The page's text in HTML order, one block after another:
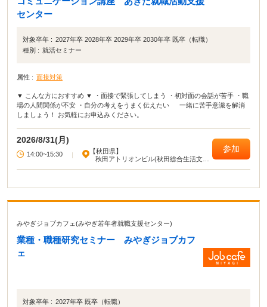
センター
対象卒年 : 2027年卒 2028年卒 2029年卒 2030年卒 既卒（転職）
種別 : 就活セミナー
属性 : 面接対策
▼ こんな方におすすめ ▼ ・面接で緊張してしまう ・初対面の会話が苦手 ・職
場の人間関係が不安 ・自分の考えをうまく伝えたい 一緒に苦手意識を解消
しましょう！ お気軽にお申込みください。
2026/8/31(月)
14:00~15:30
【秋田県】
秋田アトリオンビル(秋田総合生活文化
参加
みやぎジョブカフェ(みやぎ若年者就職支援センター)
業種・職種研究セミナー みやぎジョブカフ
ェ
対象卒年 : 2027年卒 既卒（転職）